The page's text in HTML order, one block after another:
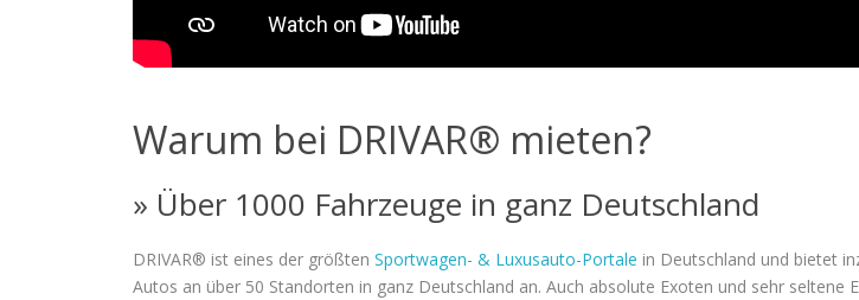
Warum bei DRIVAR® mieten?
» Über 1000 Fahrzeuge in ganz Deutschland
DRIVAR® ist eines der größten Sportwagen- & Luxusauto-Portale in Deutschland und bietet
Autos an über 50 Standorten in ganz Deutschland an. Auch absolute Exoten und sehr seltene